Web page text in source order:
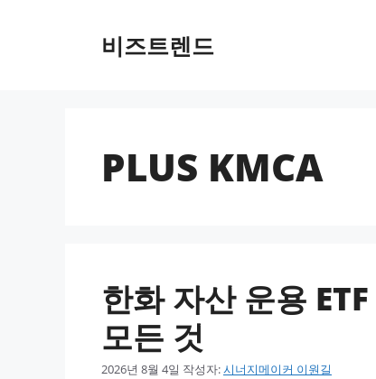
비즈트렌드
PLUS KMCA
한화 자산 운용
모든 것
2026년 8월 4일 작성자:시너지메이커 이원길